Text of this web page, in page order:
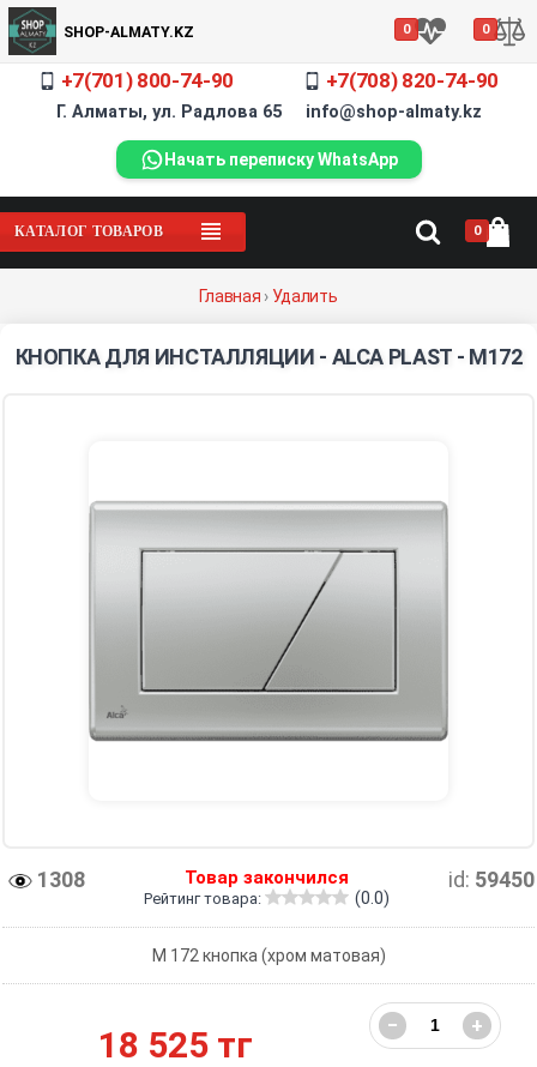
SHOP-ALMATY.KZ 0 0
+7(701) 800-74-90 +7(708) 820-74-90
Г. Алматы, ул. Радлова 65 info@shop-almaty.kz
Начать переписку WhatsApp
КАТАЛОГ ТОВАРОВ 0
Главная › Удалить
КНОПКА ДЛЯ ИНСТАЛЛЯЦИИ - ALCA PLAST - M172
1308 id: 59450
Товар закончился
Рейтинг товара: (0.0)
М 172 кнопка (хром матовая)
18 525 тг − +